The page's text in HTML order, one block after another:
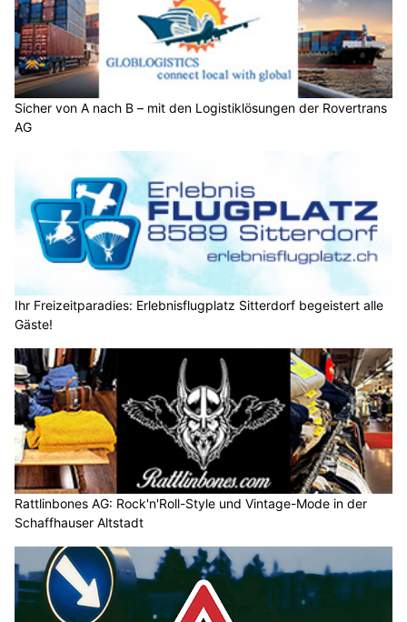
Sicher von A nach B – mit den Logistiklösungen der Rovertrans
AG
Ihr Freizeitparadies: Erlebnisflugplatz Sitterdorf begeistert alle
Gäste!
Rattlinbones AG: Rock'n'Roll-Style und Vintage-Mode in der
Schaffhauser Altstadt